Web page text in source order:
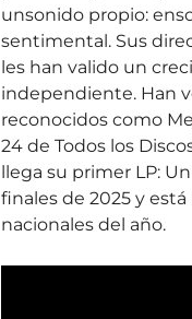
unsonido propio:
sentimental. Sus
les han valido un
independiente. Han
reconocidos como
24 de Todos los
llega su primer LP:
finales de 2025 y
nacionales del año.